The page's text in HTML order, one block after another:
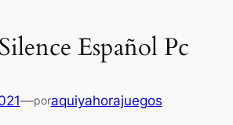
Español Pc
—poraquiyahorajuegos